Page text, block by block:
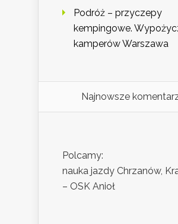
Podróż – przyczepy
kempingowe.
kamperów Warszawa
Najnowsze
Polcamy:
nauka jazdy Chrzanów,
– OSK Anioł